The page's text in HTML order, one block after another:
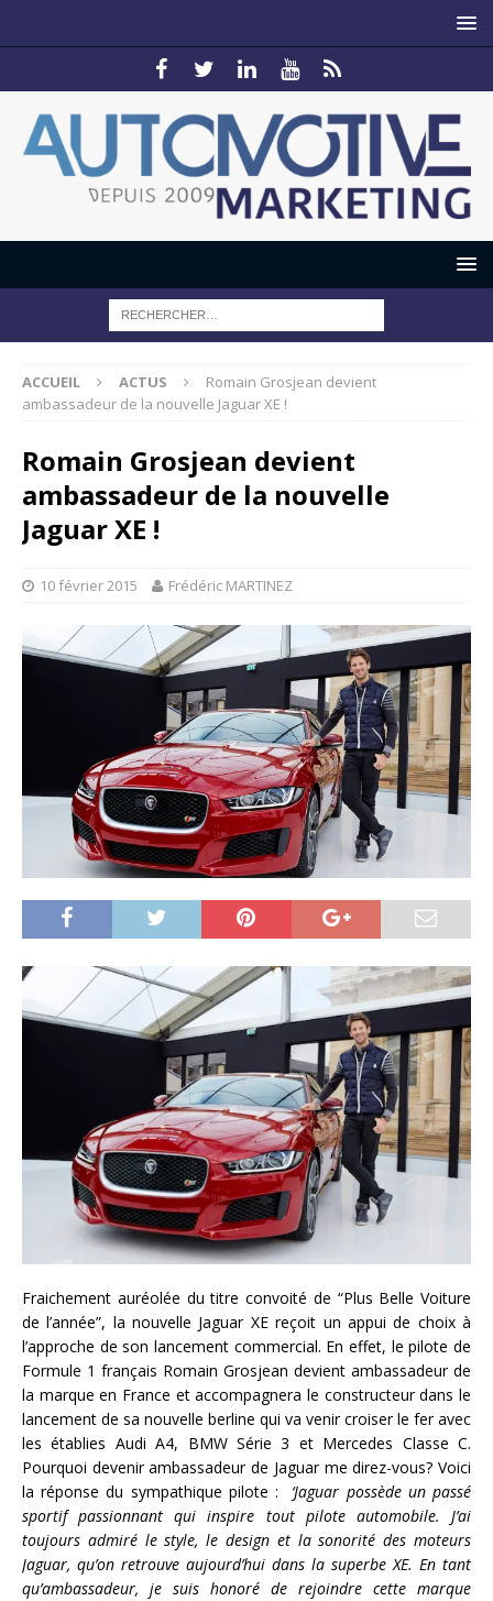
ACCUEIL ACTUS
Romain Grosjean devient
ambassadeur de la nouvelle Jaguar XE !
Romain Grosjean devient
ambassadeur de la nouvelle
Jaguar XE !
10 février 2015 Frédéric MARTINEZ
Fraichement auréolée du titre convoité de “Plus Belle Voiture
de l’année”, la nouvelle Jaguar XE reçoit un appui de choix à
l’approche de son lancement commercial. En effet, le pilote de
Formule 1 français Romain Grosjean devient ambassadeur de
la marque en France et accompagnera le constructeur dans le
lancement de sa nouvelle berline qui va venir croiser le fer avec
les établies Audi A4, BMW Série 3 et Mercedes Classe C.
Pourquoi devenir ambassadeur de Jaguar me direz-vous? Voici
la réponse du sympathique pilote :
‘Jaguar possède un passé
sportif passionnant qui inspire tout pilote automobile. J’ai
toujours admiré le style, le design et la sonorité des moteurs
Jaguar, qu’on retrouve aujourd’hui dans la superbe XE. En tant
qu’ambassadeur, je suis honoré de rejoindre cette marque